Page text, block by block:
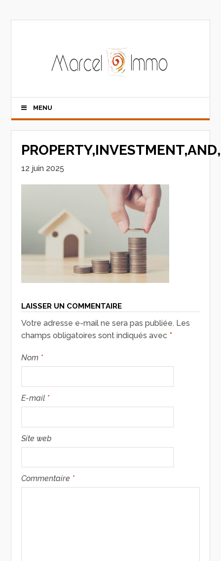
MENU
12 juin 2025
LAISSER UN COMMENTAIRE
Votre adresse e-mail ne sera pas publiée. Les
champs obligatoires sont indiqués avec *
Nom *
E-mail *
Site web
Commentaire *